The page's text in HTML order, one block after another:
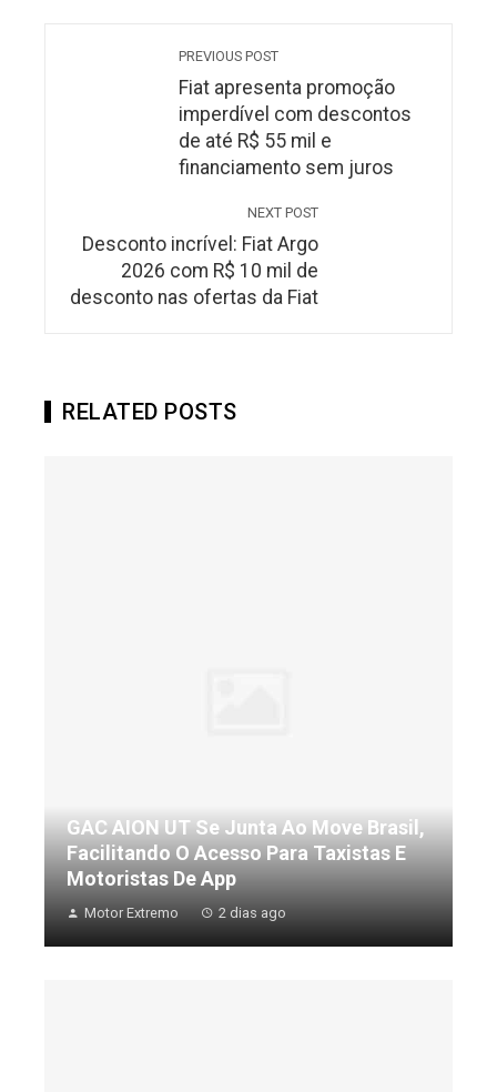
PREVIOUS POST
Fiat apresenta promoção
imperdível com descontos
de até R$ 55 mil e
financiamento sem juros
NEXT POST
Desconto incrível: Fiat Argo
2026 com R$ 10 mil de
desconto nas ofertas da Fiat
RELATED POSTS
GAC AION UT Se Junta Ao Move Brasil,
Facilitando O Acesso Para Taxistas E
Motoristas De App
Motor Extremo 2 dias ago